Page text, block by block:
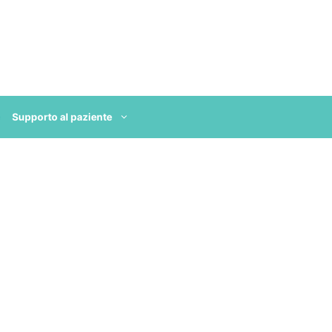
Supporto al paziente